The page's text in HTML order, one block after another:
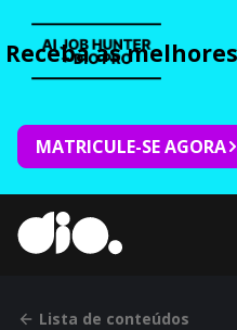
Receba as
MATRICULE-SE AGORA
Lista de conteúdos